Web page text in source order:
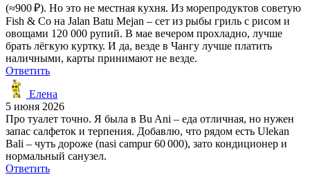
(≈900 ₽). Но это не местная кухня. Из морепродуктов советую
Fish & Co на Jalan Batu Mejan – сет из рыбы гриль с рисом и
овощами 120 000 рупий. В мае вечером прохладно, лучше
брать лёгкую куртку. И да, везде в Чангу лучше платить
наличными, карты принимают не везде.
Ответить
Елена
5 июня 2026
Про туалет точно. Я была в Bu Ani – еда отличная, но нужен
запас салфеток и терпения. Добавлю, что рядом есть Ulekan
Bali – чуть дороже (nasi campur 60 000), зато кондиционер и
нормальный санузел.
Ответить